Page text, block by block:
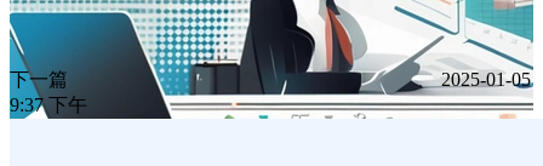
下一篇
2025-01-05
9:37 下午